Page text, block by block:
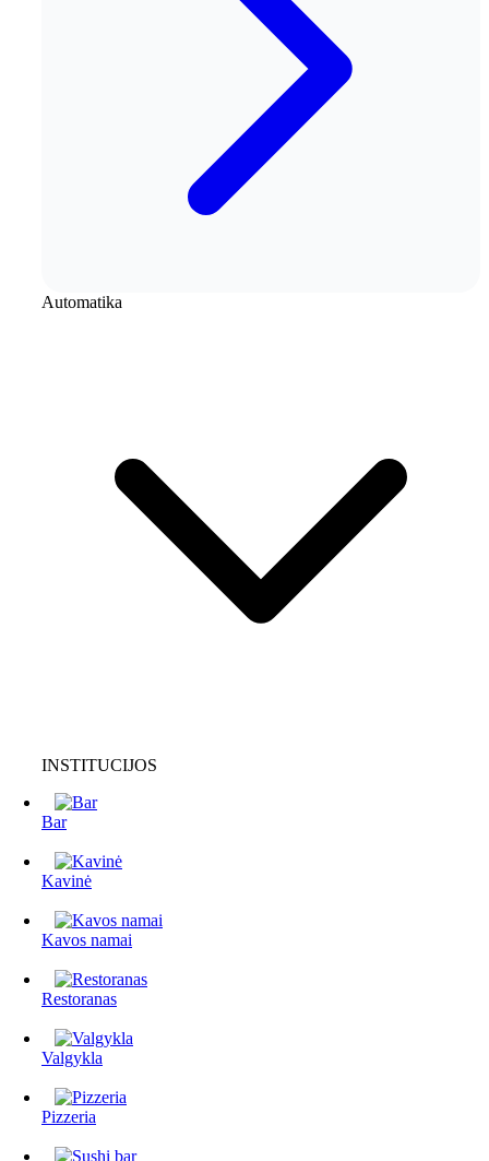
Automatika
INSTITUCIJOS
Bar
Kavinė
Kavos namai
Restoranas
Valgykla
Pizzeria